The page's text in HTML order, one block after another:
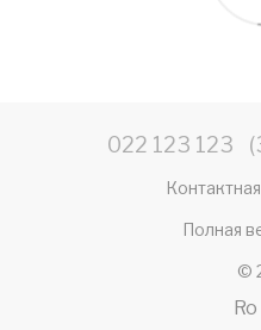
022 123 123
Полная
©
Ro